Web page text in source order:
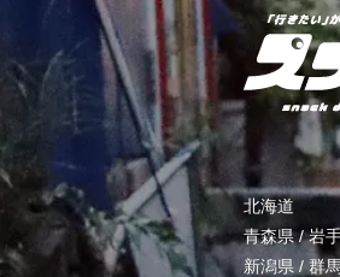
北海道
青森県/岩
新潟県 / 群